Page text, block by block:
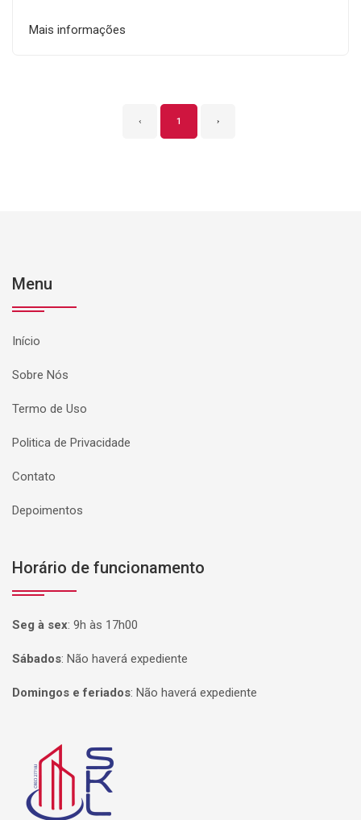
Mais informações
‹ 1 ›
Menu
Início
Sobre Nós
Termo de Uso
Politica de Privacidade
Contato
Depoimentos
Horário de funcionamento
Seg à sex: 9h às 17h00
Sábados: Não haverá expediente
Domingos e feriados: Não haverá expediente
Página inicial